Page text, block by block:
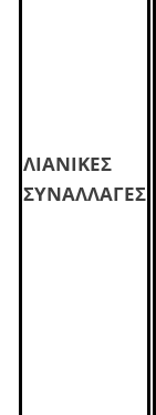
ΛΙΑΝΙΚΕΣ
ΣΥΝΑΛΛΑΓΕΣ